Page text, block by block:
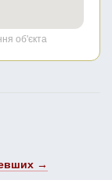
об'єкта
→